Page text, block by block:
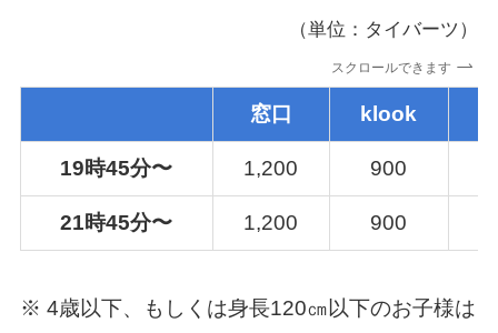
（単位：タイバーツ）
スクロールできます
窓口 klook
19時45分〜 1,200 900
21時45分〜 1,200 900
※ 4歳以下、もしくは身長120㎝以下のお子様は